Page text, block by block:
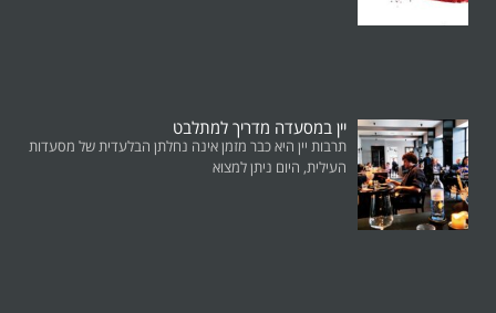
יין במסעדה מדריך למתלבט
תרבות יין היא כבר מזמן אינה נחלתן הבלעדית של מסעדות
העילית, היום ניתן למצוא